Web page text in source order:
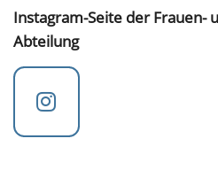
Instagram-Seite der Frauen-
Abteilung